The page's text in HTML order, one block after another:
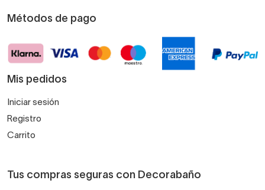
Métodos de pago
Mis pedidos
Iniciar sesión
Registro
Carrito
Tus compras seguras con Decorabaño